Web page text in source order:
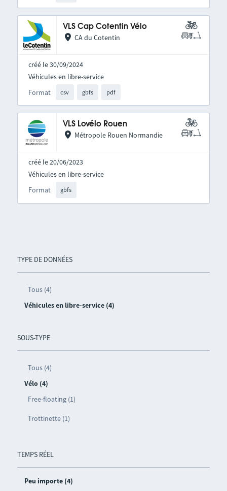
TYPE DE DONNÉES
Tous (4)
Véhicules en libre-service (4)
SOUS-TYPE
Tous (4)
Vélo (4)
Free-floating (1)
Trottinette (1)
TEMPS RÉEL
Peu importe (4)
VLS Cap Cotentin Vélo
CA du Cotentin
créé le 30/09/2024
Format csv gbfs pdf
Véhicules en libre-service
VLS Lovélo Rouen
Métropole Rouen Normandie
créé le 20/06/2023
Format gbfs
Véhicules en libre-service